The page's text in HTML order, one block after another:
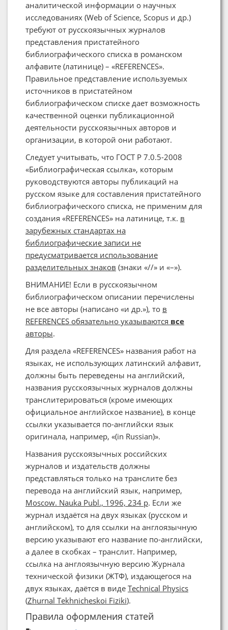
аналитической информации о научных
исследованиях (Web of Science, Scopus и др.)
требуют от русскоязычных журналов
представления пристатейного
библиографического списка в романском
алфавите (латинице) – «REFERENCES».
Правильное представление используемых
источников в пристатейном
библиографическом списке дает возможность
качественной оценки публикационной
деятельности русскоязычных авторов и
организации, в которой они работают.
Следует учитывать, что ГОСТ Р 7.0.5-2008
«Библиографическая ссылка», которым
руководствуются авторы публикаций на
русском языке для составления пристатейного
библиографического списка, не применим для
создания «REFERENCES» на латинице, т.к. в
зарубежных стандартах на
библиографические записи не
предусматривается использование
разделительных знаков (знаки «//» и «–»).
ВНИМАНИЕ! Если в русскоязычном
библиографическом описании перечислены
не все авторы (написано «и др.»), то в
REFERENCES обязательно указываются все
авторы.
Для раздела «REFERENCES» названия работ на
языках, не использующих латинский алфавит,
должны быть переведены на английский,
названия русскоязычных журналов должны
транслитерироваться (кроме имеющих
официальное английское название), в конце
ссылки указывается по-английски язык
оригинала, например, «(in Russian)».
Названия русскоязычных российских
журналов и издательств должны
представляться только на транслите без
перевода на английский язык, например,
Moscow. Nauka Publ., 1996, 234 p. Если же
журнал издаётся на двух языках (русском и
английском), то для ссылки на англоязычную
версию указывают его название по-английски,
а далее в скобках – транслит. Например,
ссылка на англоязычную версию Журнала
технической физики (ЖТФ), издающегося на
двух языках, даётся в виде Technical Physics
(Zhurnal Tekhnicheskoi Fiziki).
Правила оформления статей